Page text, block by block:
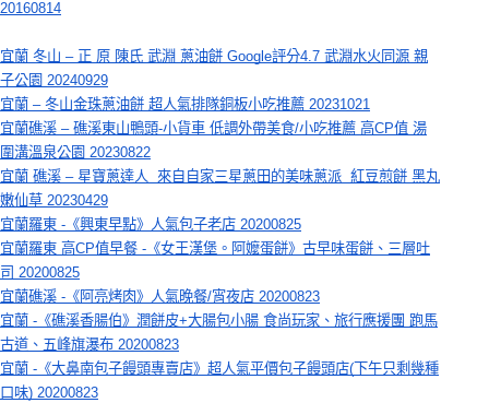
20160814
宜蘭 冬山 – 正 原 陳氏 武淵 蔥油餅 Google評分4.7 武淵水火同源 親
子公園 20240929
宜蘭 – 冬山金珠蔥油餅 超人氣排隊銅板小吃推薦 20231021
宜蘭礁溪 – 礁溪東山鴨頭-小貨車 低調外帶美食/小吃推薦 高CP值 湯
圍溝溫泉公園 20230822
宜蘭 礁溪 – 星寶蔥達人  來自自家三星蔥田的美味蔥派  紅豆煎餅 黑丸
嫩仙草 20230429
宜蘭羅東 -《興東早點》人氣包子老店 20200825
宜蘭羅東 高CP值早餐 -《女王漢堡。阿嬤蛋餅》古早味蛋餅、三層吐
司 20200825
宜蘭礁溪 -《阿亮烤肉》人氣晚餐/宵夜店 20200823
宜蘭 -《礁溪香腸伯》潤餅皮+大腸包小腸 食尚玩家、旅行應援團 跑馬
古道、五峰旗瀑布 20200823
宜蘭 -《大鼻南包子饅頭專賣店》超人氣平價包子饅頭店(下午只剩幾種
口味) 20200823